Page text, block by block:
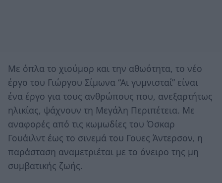
Με όπλα το χιούμορ και την αθωότητα, το νέο
έργο του Γιώργου Σίμωνα “Αι γυμνισταί” είναι
ένα έργο για τους ανθρώπους που, ανεξαρτήτως
ηλικίας, ψάχνουν τη Μεγάλη Περιπέτεια. Με
αναφορές από τις κωμωδίες του Όσκαρ
Γουάιλντ έως το σινεμά του Γουες Άντερσον, η
παράσταση αναμετριέται με το όνειρο της μη
συμβατικής ζωής.